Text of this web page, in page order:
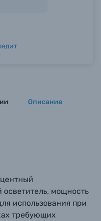
товары)
Описание
мощность
использования при
требующих